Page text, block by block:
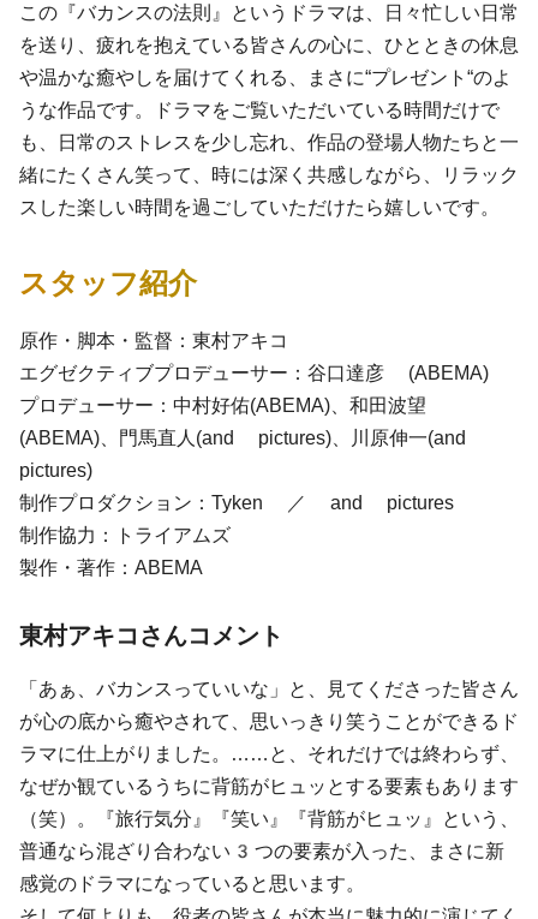
この『バカンスの法則』というドラマは、日々忙しい日常
を送り、疲れを抱えている皆さんの心に、ひとときの休息
や温かな癒やしを届けてくれる、まさに“プレゼント“のよ
うな作品です。ドラマをご覧いただいている時間だけで
も、日常のストレスを少し忘れ、作品の登場人物たちと一
緒にたくさん笑って、時には深く共感しながら、リラック
スした楽しい時間を過ごしていただけたら嬉しいです。
スタッフ紹介
原作・脚本・監督：東村アキコ
エグゼクティブプロデューサー：谷口達彦 (ABEMA)
プロデューサー：中村好佑(ABEMA)、和田波望
(ABEMA)、門馬直人(and pictures)、川原伸一(and
pictures)
制作プロダクション：Tyken ／ and pictures
制作協力：トライアムズ
製作・著作：ABEMA
東村アキコさんコメント
「あぁ、バカンスっていいな」と、見てくださった皆さん
が心の底から癒やされて、思いっきり笑うことができるド
ラマに仕上がりました。……と、それだけでは終わらず、
なぜか観ているうちに背筋がヒュッとする要素もあります
（笑）。『旅行気分』『笑い』『背筋がヒュッ』という、
普通なら混ざり合わない3つの要素が入った、まさに新
感覚のドラマになっていると思います。